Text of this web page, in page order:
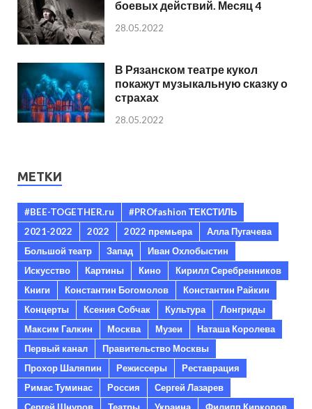
боевых действий. Месяц 4
28.05.2022
В Рязанском театре кукол
покажут музыкальную сказку о
страхах
28.05.2022
МЕТКИ
#BEE-TOGETHER.ru
#PROfashion ТЕКСТИЛЬ
2021-2022
2022 2022 премьера
Алла Пугачева
Большой театр
Запад
Иван Охлобыстин
Искусство
Картины Кино
Кирилл Серебренников
Книги
Константин Богомолов
Константин Райкин
Концерты
Ксения Собчак Культура
Лонгриды
Максим Галкин
Москва Музеи
Наташа Королева
Первый канал
Правительство Москвы
Прохор Шаляпин
Режиссеры
Реставрация
Римас Туминас
Россия
Сергей Лазарев